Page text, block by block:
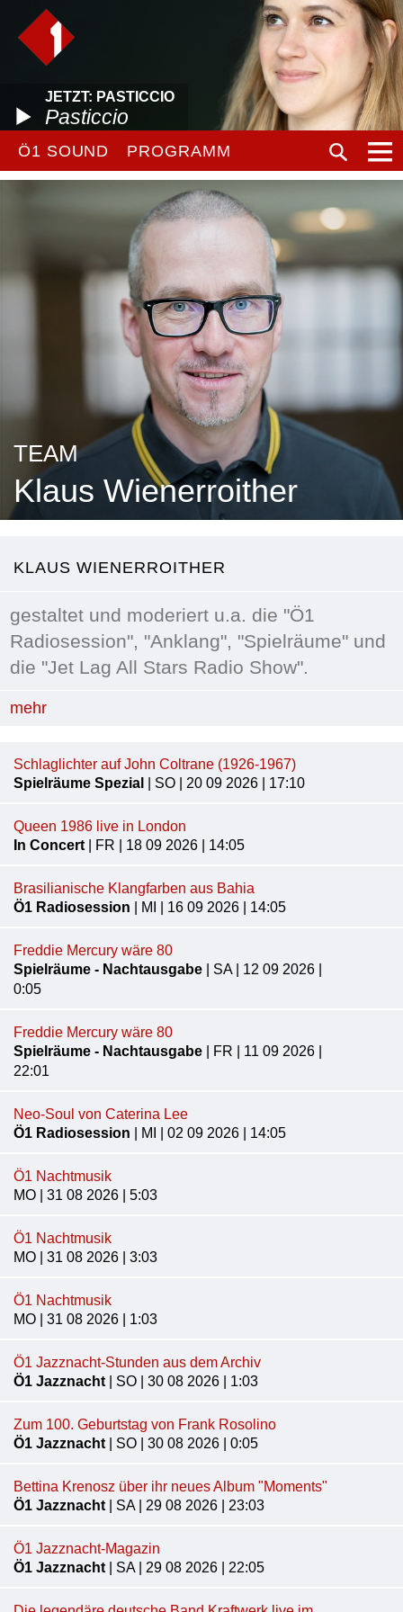
JETZT: PASTICCIO
Pasticcio
Ö1 SOUND PROGRAMM
TEAM
Klaus Wienerroither
KLAUS WIENERROITHER
gestaltet und moderiert u.a. die "Ö1
Radiosession", "Anklang", "Spielräume" und
die "Jet Lag All Stars Radio Show".
mehr
Schlaglichter auf John Coltrane (1926-1967)
Spielräume Spezial
| SO | 20 09 2026 | 17:10
Queen 1986 live in London
In Concert | FR | 18 09 2026 | 14:05
Brasilianische Klangfarben aus Bahia
Ö1 Radiosession | MI | 16 09 2026 | 14:05
Freddie Mercury wäre 80
Spielräume - Nachtausgabe | SA | 12 09 2026 |
0:05
Freddie Mercury wäre 80
Spielräume - Nachtausgabe | FR | 11 09 2026 |
22:01
Neo-Soul von Caterina Lee
Ö1 Radiosession | MI | 02 09 2026 | 14:05
Ö1 Nachtmusik
MO | 31 08 2026 | 5:03
Ö1 Nachtmusik
MO | 31 08 2026 | 3:03
Ö1 Nachtmusik
MO | 31 08 2026 | 1:03
Ö1 Jazznacht-Stunden aus dem Archiv
Ö1 Jazznacht | SO | 30 08 2026 | 1:03
Zum 100. Geburtstag von Frank Rosolino
Ö1 Jazznacht | SO | 30 08 2026 | 0:05
Bettina Krenosz über ihr neues Album "Moments"
Ö1 Jazznacht | SA | 29 08 2026 | 23:03
Ö1 Jazznacht-Magazin
Ö1 Jazznacht | SA | 29 08 2026 | 22:05